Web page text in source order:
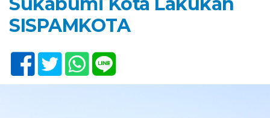
SISPAMKOTA